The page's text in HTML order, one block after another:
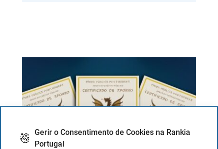
Gerir o Consentimento de Cookies na Rankia
Portugal